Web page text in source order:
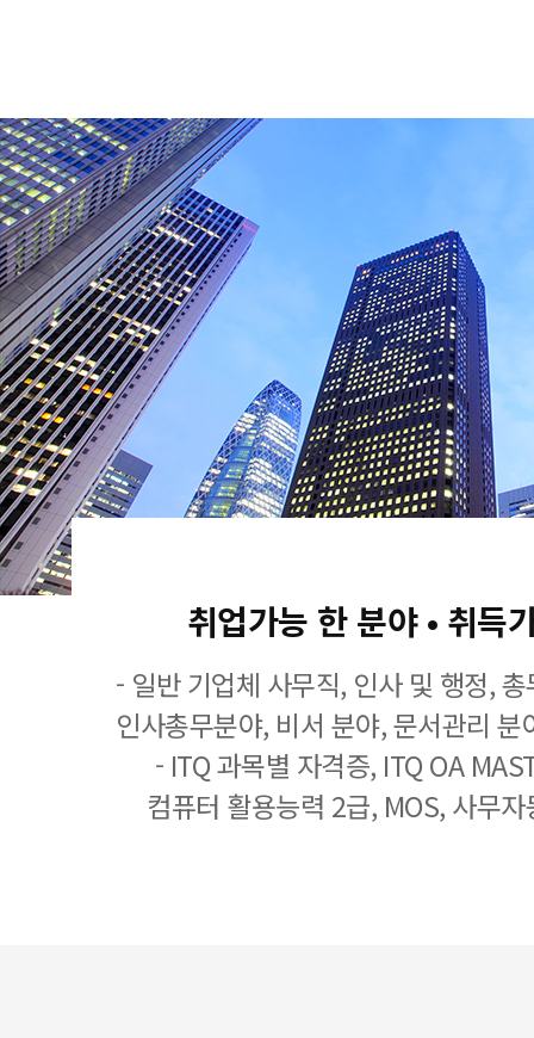
취업가능 한 분야 • 취득
- 일반 기업체 사무직, 인사 및 행정,
인사총무분야, 비서 분야, 문서관리
- ITQ 과목별 자격증, ITQ OA
컴퓨터 활용능력 2급, MOS, 사무